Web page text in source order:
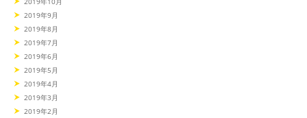
2019年9月
2019年8月
2019年7月
2019年6月
2019年5月
2019年4月
2019年3月
2019年2月